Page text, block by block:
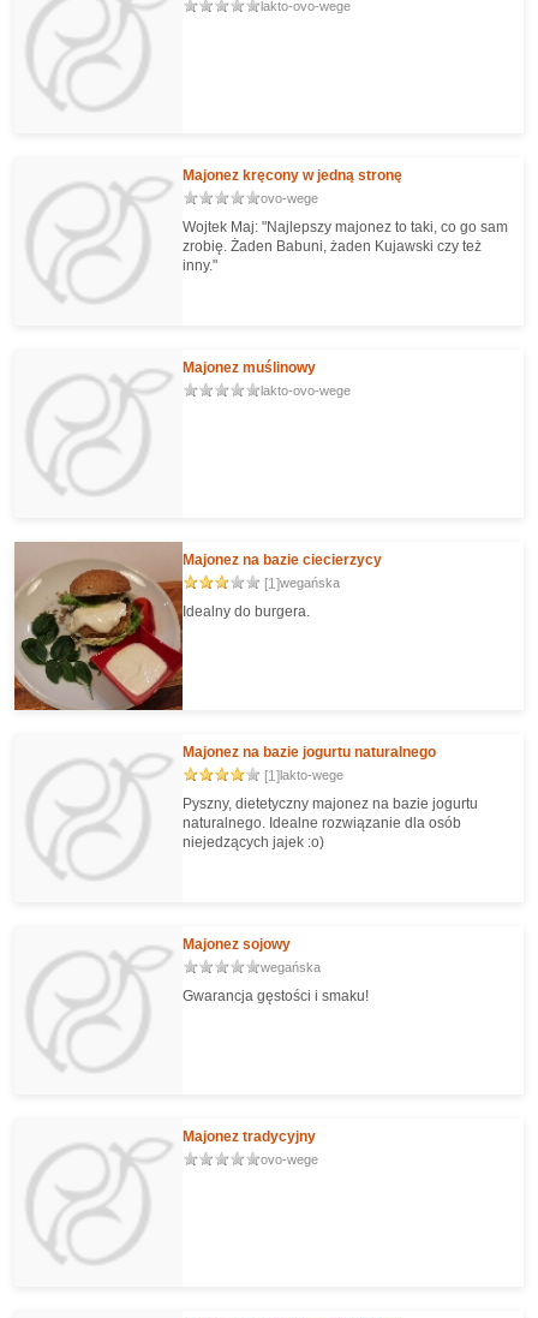
lakto-ovo-wege
Majonez kręcony w jedną stronę
ovo-wege
Wojtek Maj: "Najlepszy majonez to taki, co go sam
zrobię. Żaden Babuni, żaden Kujawski czy też
inny."
Majonez muślinowy
lakto-ovo-wege
Majonez na bazie ciecierzycy
[1]wegańska
Idealny do burgera.
Majonez na bazie jogurtu naturalnego
[1]lakto-wege
Pyszny, dietetyczny majonez na bazie jogurtu
naturalnego. Idealne rozwiązanie dla osób
niejedzących jajek :o)
Majonez sojowy
wegańska
Gwarancja gęstości i smaku!
Majonez tradycyjny
ovo-wege